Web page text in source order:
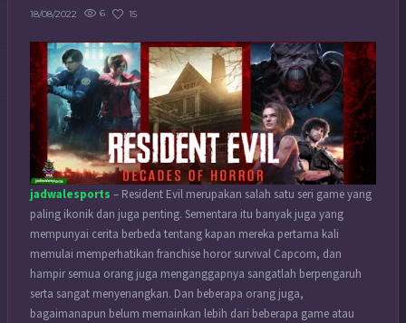
18/08/2022 6 15
jadwalesports – Resident Evil merupakan salah satu seri game yang
paling ikonik dan juga penting. Sementara itu banyak juga yang
mempunyai cerita berbeda tentang kapan mereka pertama kali
memulai memperhatikan franchise horor survival Capcom, dan
hampir semua orang juga menganggapnya sangatlah berpengaruh
serta sangat menyenangkan. Dan beberapa orang juga,
bagaimanapun belum memainkan lebih dari beberapa game atau